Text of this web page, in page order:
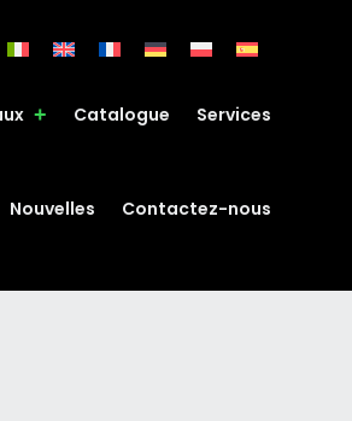
Catalogue Services
Nouvelles Contactez-nous